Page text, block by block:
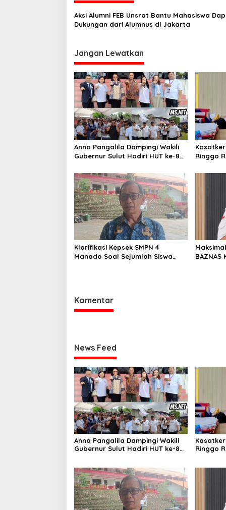
a
s
p
o
s
Aksi Alumni FEB Unsrat Bantu Mahasiswa
Dukungan dari Alumnus di Jakarta
Jangan Lewatkan
Anna Pangalila Dampingi Wakili
Gubernur Sulut Hadiri HUT ke-85
Langowan
Ringgo
2026
Klarifikasi Kepsek SMPN 4
Manado Soal Sejumlah Siswa
Komentar
News Feed
Anna Pangalila Dampingi Wakili
Gubernur Sulut Hadiri HUT ke-85
Ringgo